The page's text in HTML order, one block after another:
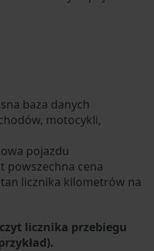
baza danych
motocykli,
pojazdu
powszechna cena
licznika kilometrów na
licznika przebiegu